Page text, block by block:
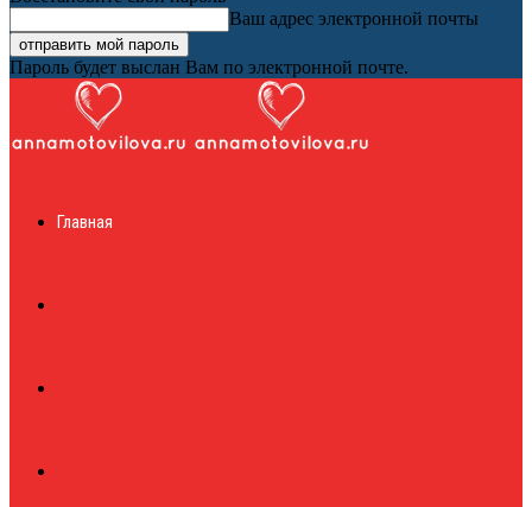
Ваш адрес электронной почты
Пароль будет выслан Вам по электронной почте.
журналГлавная